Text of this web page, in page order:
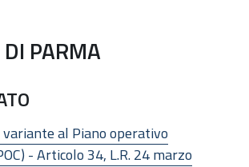
PARMA
variante al Piano operativo
- Articolo 34, L.R. 24 marzo